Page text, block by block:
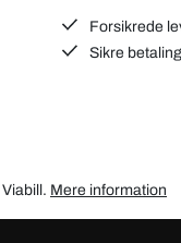
Forsikrede
Sikre
Viabill . Mere information